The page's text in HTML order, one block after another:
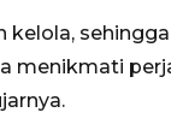
menikmati
Gabung
timnas
kembali asah